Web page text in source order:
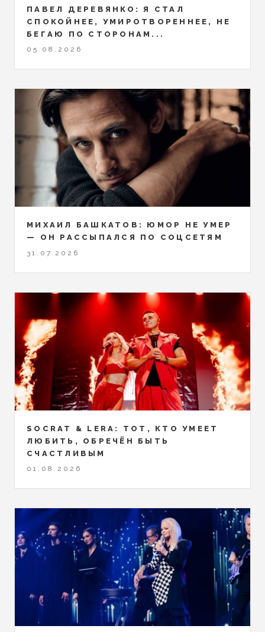
ПАВЕЛ ДЕРЕВЯНКО: Я СТАЛ
СПОКОЙНЕЕ, УМИРОТВОРЕННЕЕ, НЕ
БЕГАЮ ПО СТОРОНАМ...
05.08.2026
МИХАИЛ БАШКАТОВ: ЮМОР НЕ УМЕР
— ОН РАССЫПАЛСЯ ПО СОЦСЕТЯМ
31.07.2026
SOCRAT & LERA: ТОТ, КТО УМЕЕТ
ЛЮБИТЬ, ОБРЕЧЁН БЫТЬ
СЧАСТЛИВЫМ
01.08.2026